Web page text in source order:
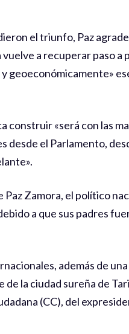
el triunfo, Paz
a recuperar paso a
construir «será con las
desde el Parlamento,
Zamora, el político
a que sus padres
además de
la ciudad sureña de
(CC), del